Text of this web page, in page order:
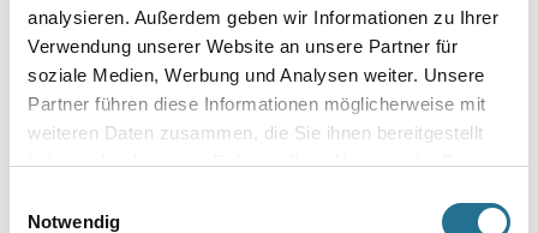
analysieren. Außerdem geben wir Informationen zu Ihrer
Verwendung unserer Website an unsere Partner für
soziale Medien, Werbung und Analysen weiter. Unsere
Partner führen diese Informationen möglicherweise mit
weiteren Daten zusammen, die Sie ihnen bereitgestellt
haben oder die sie im Rahmen Ihrer Nutzung der Dienste
Notwendig
Umrechnungsfaktoren
Zur Farbauswahl für Ihren Wunschfarbton